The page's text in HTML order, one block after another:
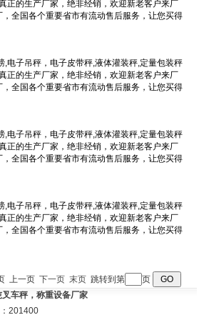
上一页 下一页 末页跳转到第
页
车秤，称重设备厂家
201400